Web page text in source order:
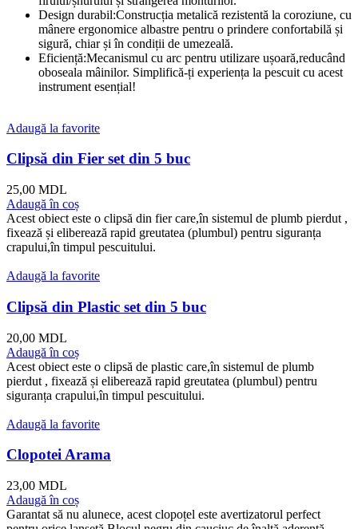
Design durabil:Construcția metalică rezistentă la coroziune, cu
mânere ergonomice albastre pentru o prindere confortabilă și
sigură, chiar și în condiții de umezeală.
Eficiență:Mecanismul cu arc pentru utilizare ușoară,reducând
oboseala mâinilor. Simplifică-ți experiența la pescuit cu acest
instrument esențial!
Adaugă la favorite
Clipsă din Fier set din 5 buc
25,00 MDL
Adaugă în coș
Acest obiect este o clipsă din fier care,în sistemul de plumb pierdut ,
fixează și eliberează rapid greutatea (plumbul) pentru siguranța
crapului,în timpul pescuitului.
Adaugă la favorite
Clipsă din Plastic set din 5 buc
20,00 MDL
Adaugă în coș
Acest obiect este o clipsă de plastic care,în sistemul de plumb
pierdut , fixează și eliberează rapid greutatea (plumbul) pentru
siguranța crapului,în timpul pescuitului.
Adaugă la favorite
Clopotei Arama
23,00 MDL
Adaugă în coș
Garantat să nu alunece, acest clopoțel este avertizatorul perfect